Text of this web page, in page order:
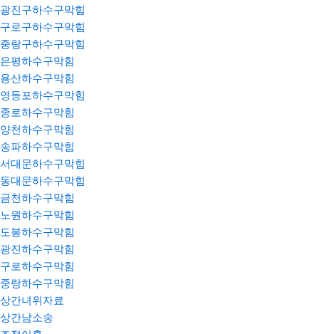
광진구하수구막힘
구로구하수구막힘
중랑구하수구막힘
은평하수구막힘
용산하수구막힘
영등포하수구막힘
종로하수구막힘
양천하수구막힘
송파하수구막힘
서대문하수구막힘
동대문하수구막힘
금천하수구막힘
노원하수구막힘
도봉하수구막힘
광진하수구막힘
구로하수구막힘
중랑하수구막힘
상간녀위자료
상간남소송